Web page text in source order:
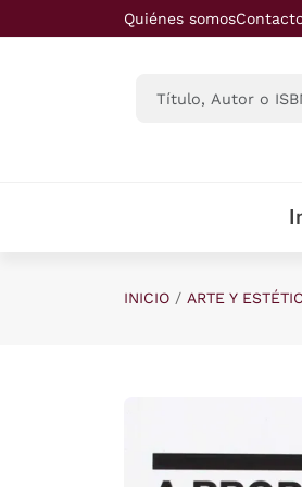
Saltar al contenido principal
Quiénes somos
INICIO ARTE Y